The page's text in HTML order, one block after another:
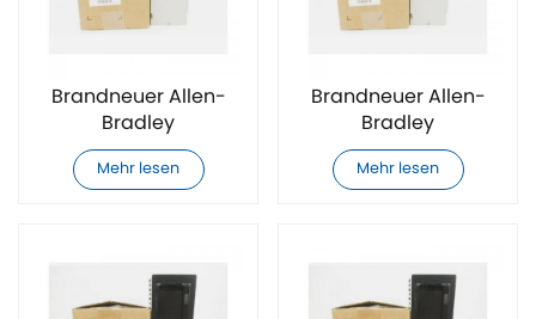
Brandneuer Allen-
Bradley
20F1ANF012AN0NNNNN
AC-Antrieb
Mehr lesen
Brandneuer Allen-
Bradley
20F1ANF012JA0NNNNN
AC-Antrieb
Mehr lesen